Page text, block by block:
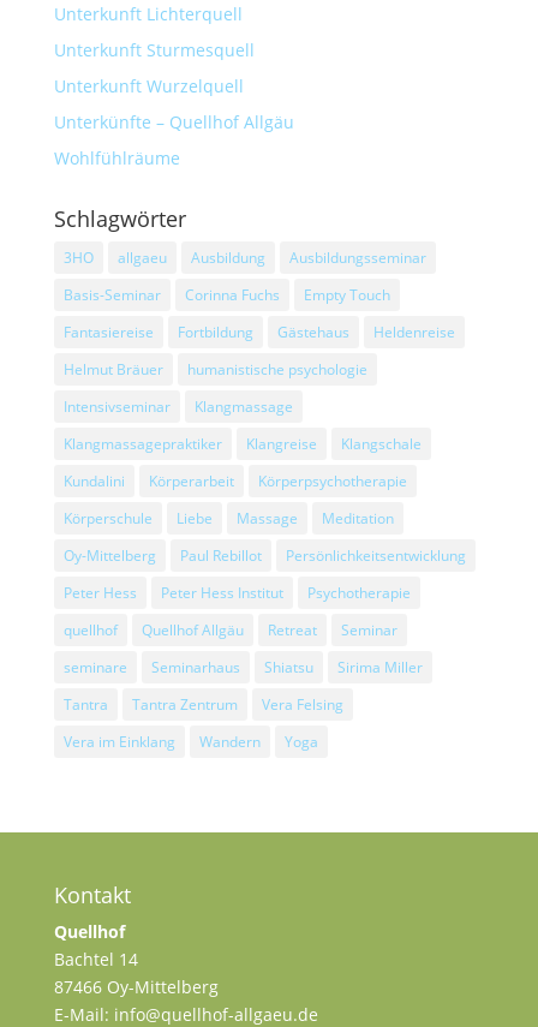
Unterkunft Lichterquell
Unterkunft Sturmesquell
Unterkunft Wurzelquell
Unterkünfte – Quellhof Allgäu
Wohlfühlräume
Schlagwörter
3HO allgaeu Ausbildung
Ausbildungsseminar
Basis-Seminar
Corinna Fuchs
Empty Touch
Fantasiereise
Fortbildung Gästehaus
Heldenreise
Helmut Bräuer
humanistische psychologie
Intensivseminar
Klangmassage
Klangmassagepraktiker
Klangreise
Klangschale
Kundalini
Körperarbeit
Körperpsychotherapie
Körperschule
Liebe Massage
Meditation
Oy-Mittelberg
Paul Rebillot
Persönlichkeitsentwicklung
Peter Hess
Peter Hess Institut
Psychotherapie
quellhof
Quellhof Allgäu Retreat
Seminar
seminare
Seminarhaus Shiatsu
Sirima Miller
Tantra
Tantra Zentrum
Vera Felsing
Vera im Einklang
Wandern Yoga
Kontakt
Quellhof
Bachtel 14
87466 Oy-Mittelberg
E-Mail: info@quellhof-allgaeu.de